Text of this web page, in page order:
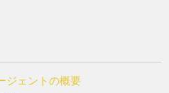
ジェントの概要